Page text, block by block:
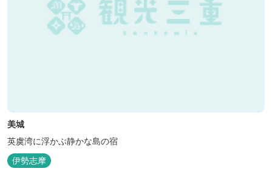
美城
英虞湾に浮かぶ静かな島の宿
伊勢志摩